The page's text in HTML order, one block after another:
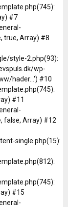
#7
true, Array) #8
style-2.php(93):
wp-
hader...') #10
#11
false, Array) #12
single.php(15):
#15